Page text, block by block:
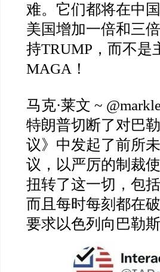
难。它们都将在中
美国增加一倍和三
持TRUMP ，而不
MAGA ！
马克·莱文 ~
特朗普切断了对巴
议》中发起了前所
议，以严厉的制裁
扭转了这一切，包
而且每时每刻都在
要求以色列向巴勒